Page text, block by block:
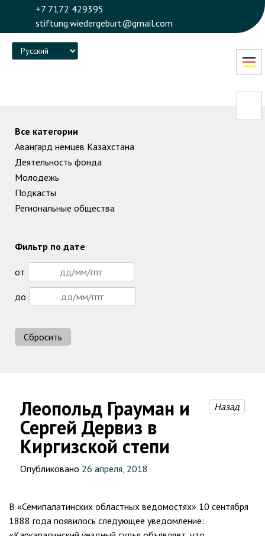
+7 7172 429395
stiftung.wiedergeburt@gmail.com
Language
Леопольд Грауман и
Сергей Дервиз в
Киргизской степи
Назад
Опубликовано 26 апреля, 2018
В «Семипалатинских областных ведомостях» 10 сентября
1888 года появилось следующее уведомление:
Все категории
Авангард немцев Казахстана
Деятельность фонда
Молодежь
Подкасты
Региональные общества
Фильтр по дате
от
до
Сбросить